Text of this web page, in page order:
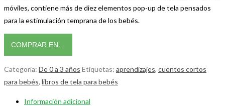
móviles, contiene más de diez elementos pop-up de tela pensados
para la estimulación temprana de los bebés.
COMPRAR EN…
Categoría: De 0 a 3 años Etiquetas: aprendizajes, cuentos cortos
para bebés, libros de tela para bebés
Información adicional